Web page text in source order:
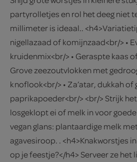
partyrolletjes en rol het deeg niet
millimeter is ideaal..
nigellazaad of komijnzaad<br/> •
kruidenmix<br/> • Geraspte kaas
Grove zeezoutvlokken met
knoflook<br/> • Za’atar, dukkah of
paprikapoeder<br/> <br/> Strijk
losgeklopt ei of melk in voor
vegan glans: plantaardige melk
agavesiroop. . <h4>Knakworstjes
op je feestje?</h4> Serveer ze het